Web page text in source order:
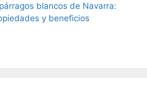
blancos de Navarra:
y beneficios